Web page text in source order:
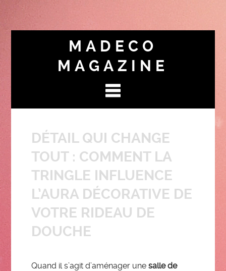
MADECO
MAGAZINE
DÉTAIL QUI CHANGE
TOUT : COMMENT LA
TRINGLE INFLUENCE
L’AURA DÉCORATIVE DE
VOTRE RIDEAU DE
DOUCHE
Quand il s’agit d’aménager unesalle de